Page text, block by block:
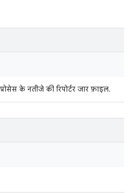
के नतीजे की रिपोर्टर जार फ़ाइल.